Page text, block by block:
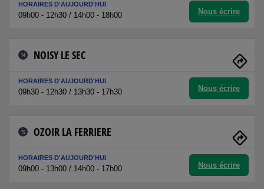
HORAIRES D'AUJOURD'HUI
09h00 - 12h30 / 14h00 - 18h00 Nous écrire
14 NOISY LE SEC
HORAIRES D'AUJOURD'HUI
09h30 - 12h30 / 13h30 - 17h30 Nous écrire
15 OZOIR LA FERRIERE
HORAIRES D'AUJOURD'HUI
09h00 - 13h00 / 14h00 - 17h00 Nous écrire